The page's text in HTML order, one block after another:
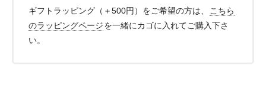
ギフトラッピング（＋500円）をご希望の方は、
こちら
のラッピングページを一緒にカゴに入れてご購入下さ
い。